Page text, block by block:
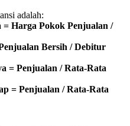
adalah:
Harga Pokok Penjualan /
Bersih / Debitur
= Penjualan / Rata-Rata
= Penjualan / Rata-Rata